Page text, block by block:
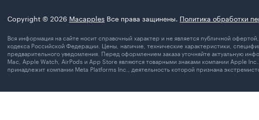
Copyright © 2026 Macapples Все права защинены. Политика обработки
Вся информация на сайте носит справочный характер и не является публичной
кодекса Российской Федерации. Цены, наличие, технические характеристики,
предварительного уведомления. Перед оформлением заказа уточняйте актуальную
Mac, Apple Watch, AirPods и App Store являются товарными знаками компании Apple
принадлежит компании Meta Platforms Inc., деятельность которой признана